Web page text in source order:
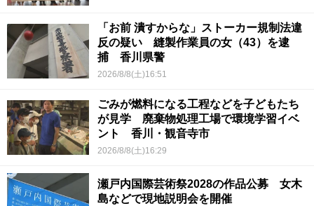
「お前 潰すからな」ストーカー規制法違
反の疑い 縫製作業員の女（43）を逮
捕 香川県警
2026/8/8(土)16:51
ごみが燃料になる工程などを子どもたち
が見学 廃棄物処理工場で環境学習イベ
ント 香川・観音寺市
2026/8/8(土)16:29
瀬戸内国際芸術祭2028の作品公募 女木
島などで現地説明会を開催